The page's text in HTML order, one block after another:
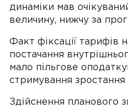
динаміки мав
величину, нижчу за
Факт фіксації
постачання
мало пільгове
стримування зростання
Здійснення планового